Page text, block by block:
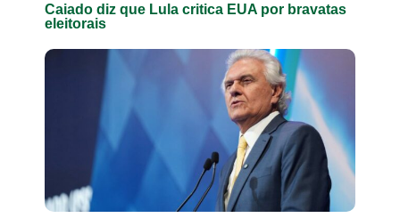
Caiado diz que Lula critica EUA por bravatas
eleitorais